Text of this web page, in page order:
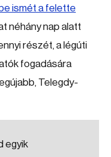
ismét a felette
néhány nap alatt
részét, a légúti
fogadására
Telegdy-
egyik